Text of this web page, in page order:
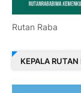
Rutan Raba
KEPALA